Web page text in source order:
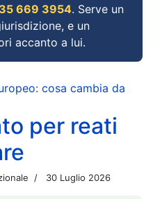
669 3954. Serve un
e un
accanto a lui.
cosa cambia da
per reati
30 Luglio 2026